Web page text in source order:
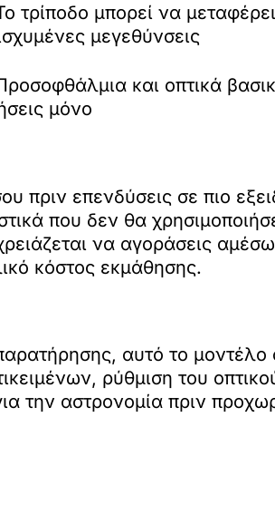
τρίποδο μπορεί να
μεγεθύνσεις
και οπτικά
μόνο
πριν επενδύσεις σε πιο
που δεν θα
να αγοράσεις
κόστος εκμάθησης.
αυτό το μοντέλο
ρύθμιση του
την αστρονομία πριν